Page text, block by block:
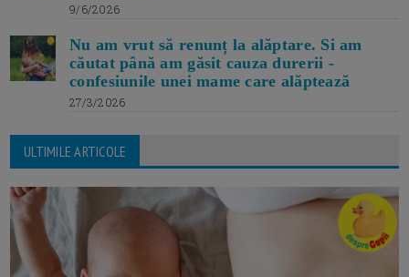
9/6/2026
Nu am vrut să renunț la alăptare. Si am
căutat până am găsit cauza durerii -
confesiunile unei mame care alăptează
27/3/2026
ULTIMILE ARTICOLE